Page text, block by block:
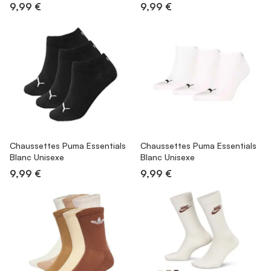
9,99 € 9,99 €
Chaussettes Puma Essentials
Blanc Unisexe
9,99 €
Chaussettes Puma Essentials
Blanc Unisexe
9,99 €